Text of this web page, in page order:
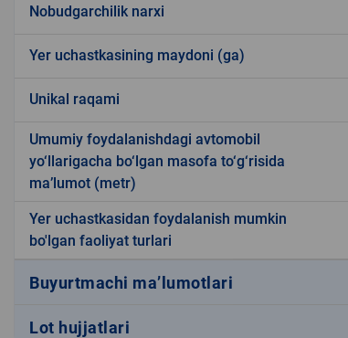
Nobudgarchilik narxi
Yer uchastkasining maydoni (ga)
Unikal raqami
Umumiy foydalanishdagi avtomobil
yo‘llarigacha bo‘lgan masofa to‘g‘risida
ma’lumot (metr)
Yer uchastkasidan foydalanish mumkin
bo'lgan faoliyat turlari
Buyurtmachi ma’lumotlari
Lot hujjatlari